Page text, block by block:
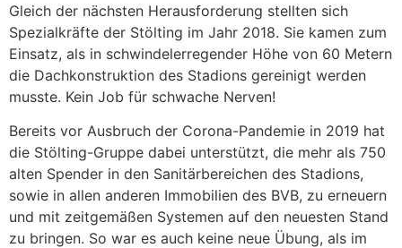
Gleich der nächsten Herausforderung stellten sich
Spezialkräfte der Stölting im Jahr 2018. Sie kamen zum
Einsatz, als in schwindelerregender Höhe von 60 Metern
die Dachkonstruktion des Stadions gereinigt werden
musste. Kein Job für schwache Nerven!
Bereits vor Ausbruch der Corona-Pandemie in 2019 hat
die Stölting-Gruppe dabei unterstützt, die mehr als 750
alten Spender in den Sanitärbereichen des Stadions,
sowie in allen anderen Immobilien des BVB, zu erneuern
und mit zeitgemäßen Systemen auf den neuesten Stand
zu bringen. So war es auch keine neue Übung, als im